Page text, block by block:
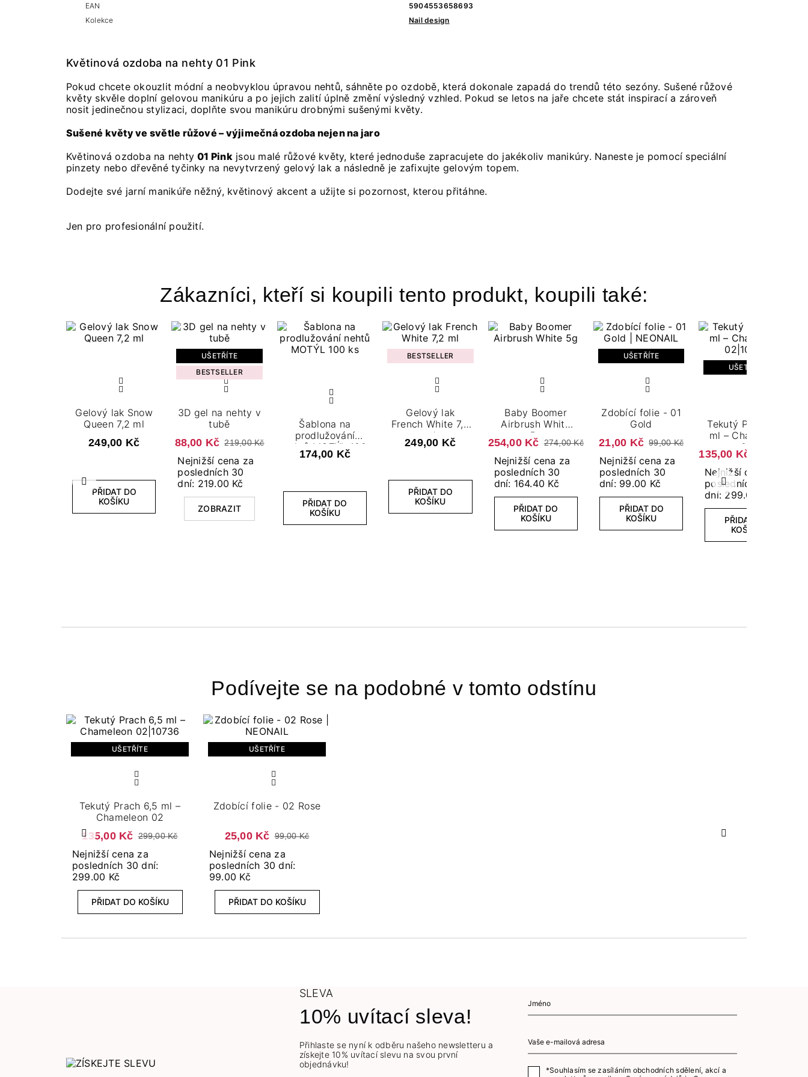
EAN
5904553658693
Kolekce
Nail design
Květinová ozdoba na nehty 01 Pink
Pokud chcete okouzlit módní a neobvyklou úpravou nehtů, sáhněte po ozdobě, která dokonale zapadá do trendů této sezóny. Sušené růžové
květy skvěle doplní gelovou manikúru a po jejich zalití úplně změní výsledný vzhled. Pokud se letos na jaře chcete stát inspirací a zároveň
nosit jedinečnou stylizaci, doplňte svou manikúru drobnými sušenými květy.
Sušené květy ve světle růžové – výjimečná ozdoba nejen na jaro
Květinová ozdoba na nehty01 Pinkjsou malé růžové květy, které jednoduše zapracujete do jakékoliv manikúry. Naneste je pomocí speciální
pinzety nebo dřevěné tyčinky na nevytvrzený gelový lak a následně je zafixujte gelovým topem.
Dodejte své jarní manikúře něžný, květinový akcent a užijte si pozornost, kterou přitáhne.
Jen pro profesionální použití.
Zákazníci, kteří si koupili tento produkt, koupili také:
Předchozí Další
Gelový lak Snow
Queen 7,2 ml
249,00 Kč
PŘIDAT DO
KOŠÍKU
UŠETŘÍTE
BESTSELLER
3D gel na nehty v
tubě
88,00 Kč 219,00 Kč
Nejnižší cena za
posledních 30
dní: 219.00 Kč
ZOBRAZIT
Šablona na
prodlužování
nehtů MOTÝL 100
ks
174,00 Kč
PŘIDAT DO
KOŠÍKU
BESTSELLER
Gelový lak
French White 7,2
ml
249,00 Kč
PŘIDAT DO
KOŠÍKU
Baby Boomer
Airbrush White
5g
254,00 Kč 274,00 Kč
Nejnižší cena za
posledních 30
dní: 164.40 Kč
PŘIDAT DO
KOŠÍKU
UŠETŘÍTE
Zdobící folie - 01
Gold
21,00 Kč 99,00 Kč
Nejnižší cena za
posledních 30
dní: 99.00 Kč
PŘIDAT DO
KOŠÍKU
UŠETŘÍTE
Tekutý Prach 6,5
ml – Chameleon
02
135,00 Kč
Nejnižší cena za
posledních 30
dní: 299.00 Kč
PŘIDAT DO
KOŠÍKU
Podívejte se na podobné v tomto odstínu
Předchozí Další
UŠETŘÍTE
Tekutý Prach 6,5 ml –
Chameleon 02
135,00 Kč 299,00 Kč
Nejnižší cena za
posledních 30 dní:
299.00 Kč
PŘIDAT DO KOŠÍKU
UŠETŘÍTE
Zdobící folie - 02 Rose
25,00 Kč 99,00 Kč
Nejnižší cena za
posledních 30 dní:
99.00 Kč
PŘIDAT DO KOŠÍKU
SLEVA
10% uvítací sleva!
Přihlaste se nyní k odběru našeho newsletteru a
získejte 10% uvítací slevu na svou první
objednávku!
*Souhlasím se zasíláním obchodních sdělení, akcí a